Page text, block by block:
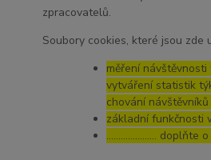
zpracovatelů.
Soubory cookies, které jsou zde
měření
vytváření statistik
chování
základní funkčnosti
………………… doplňte o